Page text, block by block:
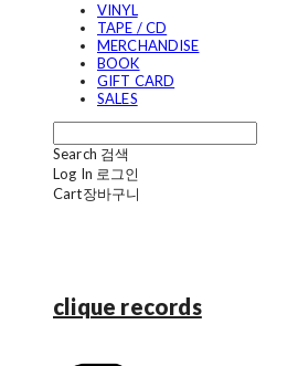
VINYL
TAPE / CD
MERCHANDISE
BOOK
GIFT CARD
SALES
Search 검색
Log In 로그인
Cart장바구니
clique records